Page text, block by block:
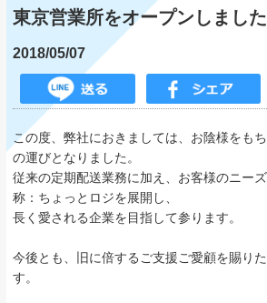
東京営業所をオープンしました
2018/05/07
この度、弊社におきましては、お陰様をも
の運びとなりました。
従来の定期配送業務に加え、お客様のニー
称：ちょっとロジを展開し、
長く愛される企業を目指して参ります。
今後とも、旧に倍するご支援ご愛顧を賜り
す。